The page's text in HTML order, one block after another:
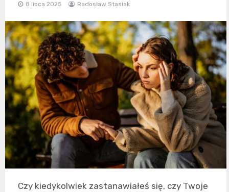
8 lipca 2025 Radosław Stasiak
Czy kiedykolwiek zastanawiałeś się, czy Twoje